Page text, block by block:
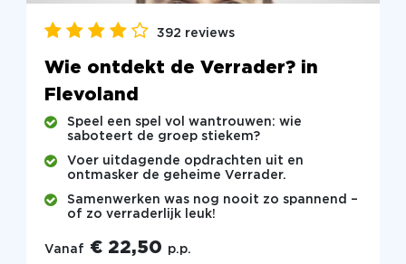
392 reviews
Wie ontdekt de Verrader? in
Flevoland
Speel een spel vol wantrouwen: wie
saboteert de groep stiekem?
Voer uitdagende opdrachten uit en
ontmasker de geheime Verrader.
Samenwerken was nog nooit zo spannend –
of zo verraderlijk leuk!
Vanaf € 22,50 p.p.